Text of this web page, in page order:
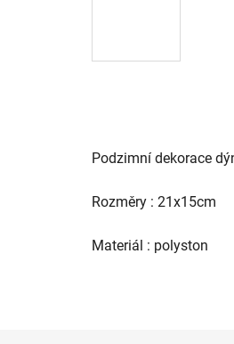
Podzimní dekorace
Rozměry : 21x15cm
Materiál : polyston